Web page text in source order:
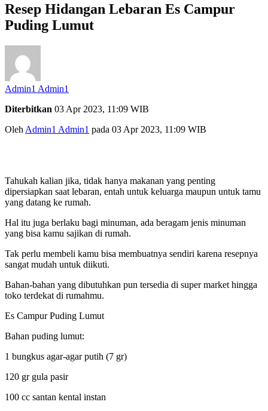
Resep Hidangan Lebaran Es Campur
Puding Lumut
Admin1 Admin1
Diterbitkan 03 Apr 2023, 11:09 WIB
Oleh Admin1 Admin1 pada 03 Apr 2023, 11:09 WIB
Tahukah kalian jika, tidak hanya makanan yang penting
dipersiapkan saat lebaran, entah untuk keluarga maupun untuk tamu
yang datang ke rumah.
Hal itu juga berlaku bagi minuman, ada beragam jenis minuman
yang bisa kamu sajikan di rumah.
Tak perlu membeli kamu bisa membuatnya sendiri karena resepnya
sangat mudah untuk diikuti.
Bahan-bahan yang dibutuhkan pun tersedia di super market hingga
toko terdekat di rumahmu.
Es Campur Puding Lumut
Bahan puding lumut:
1 bungkus agar-agar putih (7 gr)
120 gr gula pasir
100 cc santan kental instan